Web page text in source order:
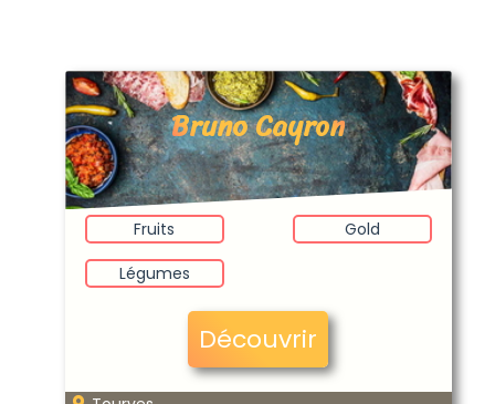
Bruno Cayron
Fruits
Gold
Légumes
Découvrir